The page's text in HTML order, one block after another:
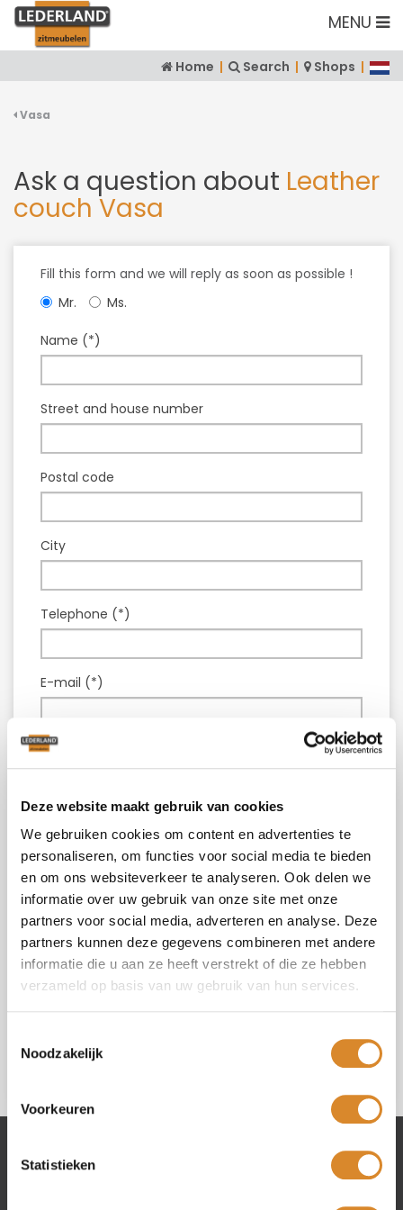
Deze website maakt gebruik van cookies
We gebruiken cookies om content en advertenties te
personaliseren, om functies voor social media te bieden
en om ons websiteverkeer te analyseren. Ook delen we
informatie over uw gebruik van onze site met onze
partners voor social media, adverteren en analyse. Deze
partners kunnen deze gegevens combineren met andere
informatie die u aan ze heeft verstrekt of die ze hebben
verzameld op basis van uw gebruik van hun services.
Noodzakelijk
Voorkeuren
Statistieken
MENU
Home | Search | Shops |
Vasa
Ask a question about Leather
couch Vasa
Fill this form and we will reply as soon as possible !
Mr.
Ms.
Name (*)
Street and house number
Postal code
City
Telephone (*)
E-mail (*)
Model :
Select your shop (*)
Lederland shops